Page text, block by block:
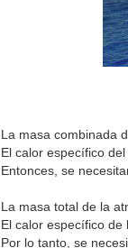
La masa combinada
El calor específico
Entonces, se
La masa total de la
El calor específico de
Por lo tanto, se